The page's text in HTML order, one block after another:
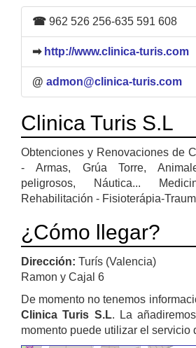
☎ 962 526 256-635 591 608
➡ http://www.clinica-turis.com
@ admon@clinica-turis.com
Clinica Turis S.L
Obtenciones y Renovaciones de
- Armas, Grúa Torre,
peligrosos, Náutica...
Rehabilitación - Fisioterápia-
¿Cómo llegar?
Dirección: Turís (Valencia)
Ramon y Cajal 6
De momento no tenemos
Clinica Turis S.L. La
momento puede utilizar el servicio